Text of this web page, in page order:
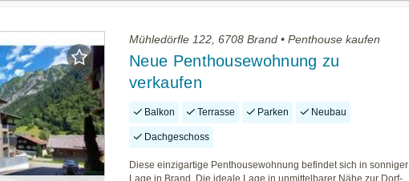
Mühledörfle 122, 6708 Brand • Penthouse kaufen
Neue Penthousewohnung zu
verkaufen
Balkon Terrasse Parken Neubau
Dachgeschoss
Diese einzigartige Penthousewohnung befindet sich in sonniger
Lage in Brand. Die ideale Lage in unmittelbarer Nähe zur Dorf-